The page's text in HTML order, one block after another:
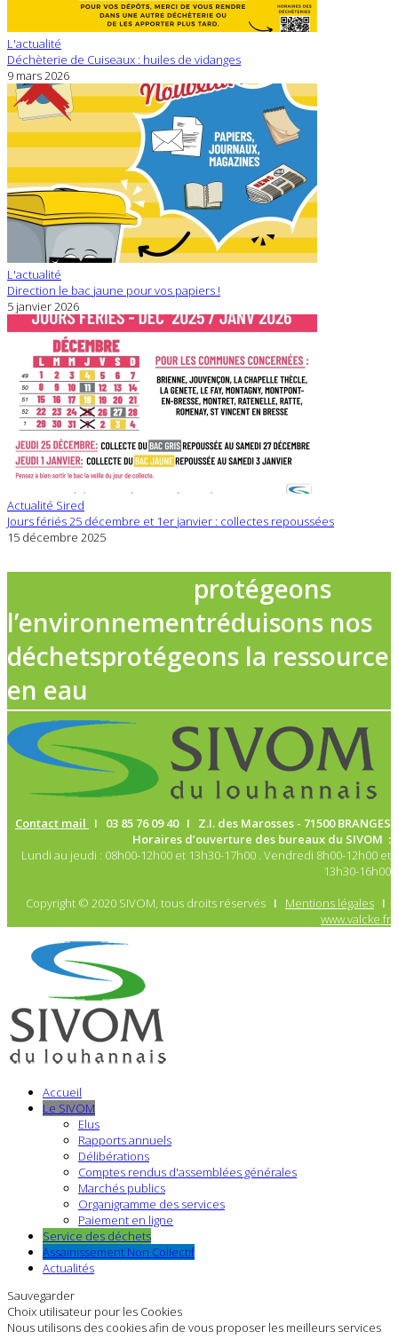
L'actualité
Déchèterie de Cuiseaux : huiles de vidanges
9 mars 2026
L'actualité
Direction le bac jaune pour vos papiers !
5 janvier 2026
Actualité Sired
Jours fériés 25 décembre et 1er janvier : collectes repoussées
15 décembre 2025
protégeons
l’environnementréduisons nos
déchetsprotégeons la ressource
en eau
Contact mail I 03 85 76 09 40 I Z.I. des Marosses - 71500 BRANGES
Horaires d’ouverture des bureaux du SIVOM :
Lundi au jeudi : 08h00-12h00 et 13h30-17h00 . Vendredi 8h00-12h00 et
13h30-16h00
Copyright © 2020 SIVOM, tous droits réservés I Mentions légales I
www.valcke.fr
Accueil
Le SIVOM
Elus
Rapports annuels
Délibérations
Comptes rendus d'assemblées générales
Marchés publics
Organigramme des services
Paiement en ligne
Service des déchets
Assainissement Non Collectif
Actualités
Sauvegarder
Choix utilisateur pour les Cookies
Nous utilisons des cookies afin de vous proposer les meilleurs services